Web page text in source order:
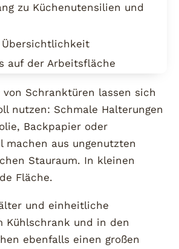
zu Küchenutensilien und
auf der Arbeitsfläche
Schranktüren lassen sich
nutzen: Schmale Halterungen
Backpapier oder
machen aus ungenutzten
Stauraum. In kleinen
Fläche.
und einheitliche
Kühlschrank und in den
ebenfalls einen großen